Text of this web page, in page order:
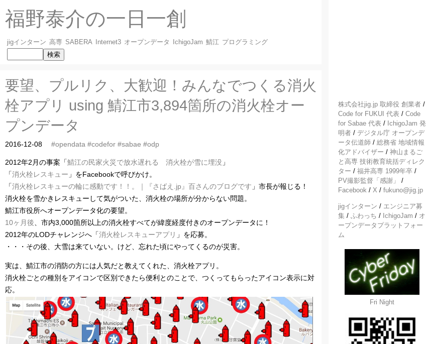
福野泰介の一日一創
jigインターン 高専 SABERA Internet3 オープンデータ IchigoJam 鯖江 プログラミング
要望、プルリク、大歓迎！みんなでつくる消火
栓アプリ using 鯖江市3,894箇所の消火栓オー
プンデータ
2016-12-08 #opendata #codefor #sabae #odp
2012年2月の事案「鯖江の民家火災で放水遅れる 消火栓が雪に埋没 」
「消火栓レスキュー 」をFacebookで呼びかけ。
「消火栓レスキューの輪に感動です！！。｜『さばえ.jp』百さんのブログです 」市長が報じる！
消火栓を雪かきレスキューして気がついた、消火栓の場所が分からない問題。
鯖江市役所へオープンデータ化の要望。
10ヶ月後 、市内3,000箇所以上の消火栓すべてが緯度経度付きのオープンデータに！
2012年のLODチャレンジへ「消火栓レスキューアプリ 」を応募。
・・・その後、大雪は来ていない。けど、忘れた頃にやってくるのが災害。
実は、鯖江市の消防の方には人気だと教えてくれた、消火栓アプリ。
消火栓ごとの種別をアイコンで区別できたら便利とのことで、つくってもらったアイコン表示に対
応。
株式会社jig.jp 取締役 創業者 /
Code for FUKUI 代表 / Code
for Sabae 代表 / IchigoJam 発
明者 / デジタル庁 オープンデ
ータ伝道師 / 総務省 地域情報
化アドバイザー / 神山まるご
と高専 技術教育統括ディレク
ター / 福井高専 1999年卒 /
PV撮影監督「感謝」
/
Facebook / X / fukuno@jig.jp
jigインターン / エンジニア募
集 / ふわっち / IchigoJam / オ
ープンデータプラットフォー
ム
Fri Night